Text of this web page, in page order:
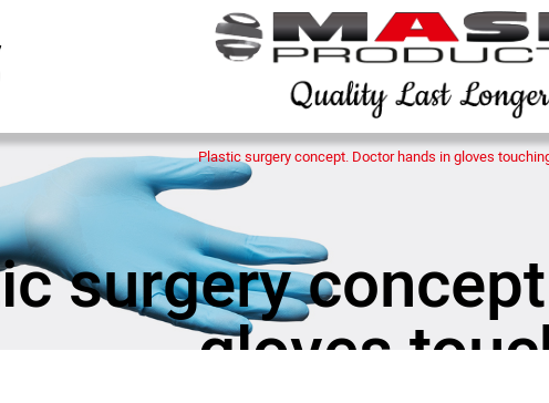
Plastic surgery concept. Doctor hands in gloves
surgery
gloves